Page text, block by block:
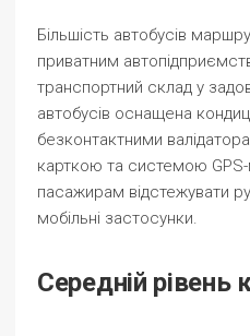
Більшість автобусів
приватним
транспортний склад у
автобусів оснащена
безконтактними
карткою та системою
пасажирам відстежувати
мобільні застосунки.
Середній рівень